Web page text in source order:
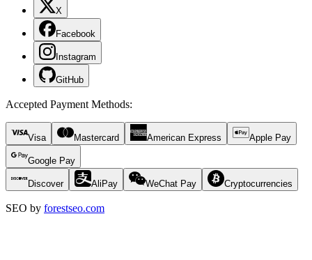
X
Facebook
Instagram
GitHub
Accepted Payment Methods:
Visa Mastercard American Express Apple Pay
Google Pay
Discover AliPay WeChat Pay Cryptocurrencies
SEO by forestseo.com